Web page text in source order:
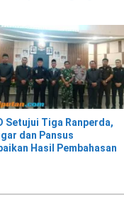
Setujui Tiga Ranperda,
dan Pansus
Hasil Pembahasan